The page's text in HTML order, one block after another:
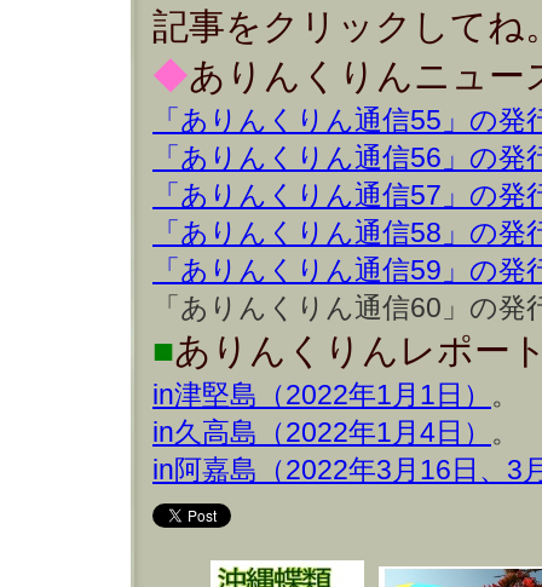
記事をクリックしてね
◆ありんくりんニュ
「ありんくりん通信55」の発
「ありんくりん通信56」の発
「ありんくりん通信57」の発
「ありんくりん通信58」の発
「ありんくりん通信59」の発
「ありんくりん通信60」の発
■ありんくりんレポ
in津堅島（2022年1月1日） 。
in久高島（2022年1月4日） 。
in阿嘉島（2022年3月16日、3